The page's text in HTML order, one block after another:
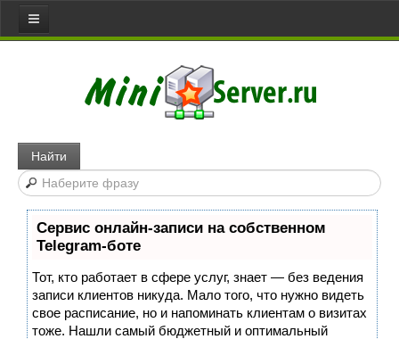
Найти
Сервис онлайн-записи на собственном
Telegram-боте
Тот, кто работает в сфере услуг, знает — без ведения
записи клиентов никуда. Мало того, что нужно видеть
свое расписание, но и напоминать клиентам о визитах
тоже. Нашли самый бюджетный и оптимальный
Web server
Игровой сервер
Медиа сервер
Файловый сервер
Сервер доступа
Коммуникативный сервер
Примеры серверов